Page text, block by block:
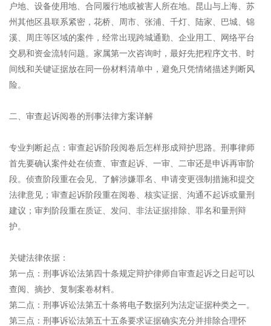
户地、设备使用地、合同履行地或被害人所在地。昆山与上海、苏
州其他区县联系紧密，花桥、周市、张浦、千灯、陆家、巴城、锦
溪、周庄等区域的案件，经常出现跨城通勤、企业用工、网络平台
交易和资金流转问题。家属第一次咨询时，最好先把程序文书、时
间线和关键证据放在同一份材料清单中，避免只凭情绪描述判断风
险。
二、审查起诉阅卷的刑事法律方案详解
专业判断起点：审查起诉阶段阅卷后怎样形成辩护思路。刑事律师
首先要确认案件处在侦查、审查起诉、一审、二审还是申诉再审阶
段。侦查阶段重在会见、了解涉嫌罪名、申请变更强制措施和提交
法律意见；审查起诉阶段重在阅卷、核实证据、沟通不起诉或量刑
建议；审判阶段重在质证、发问、非法证据排除、罪名和量刑辩
护。
关键法律依据：
第一点：刑事诉讼法第四十条规定辩护律师自审查起诉之日起可以
查阅、摘抄、复制案卷材料。
第二点：刑事诉讼法第五十条将电子数据列为法定证据种类之一。
第三点：刑事诉讼法第五十五条要求证据确实充分并排除合理怀